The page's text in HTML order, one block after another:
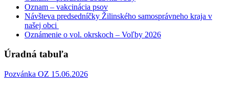
Oznam – vakcinácia psov
Návšteva predsedníčky Žilinského samosprávneho kraja v
našej obci
Oznámenie o vol. okrskoch – Voľby 2026
Úradná tabuľa
Pozvánka OZ 15.06.2026